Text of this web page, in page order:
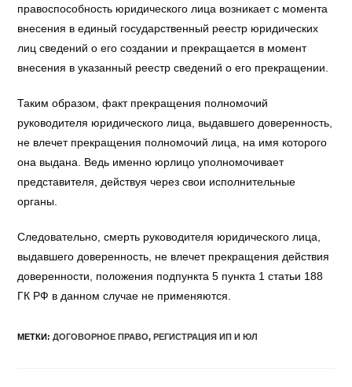
правоспособность юридического лица возникает с момента
внесения в единый государственный реестр юридических
лиц сведений о его создании и прекращается в момент
внесения в указанный реестр сведений о его прекращении.
Таким образом, факт прекращения полномочий
руководителя юридического лица, выдавшего доверенность,
не влечет прекращения полномочий лица, на имя которого
она выдана. Ведь именно юрлицо уполномочивает
представителя, действуя через свои исполнительные
органы.
Следовательно, смерть руководителя юридического лица,
выдавшего доверенность, не влечет прекращения действия
доверенности, положения подпункта 5 пункта 1 статьи 188
ГК РФ в данном случае не применяются.
МЕТКИ:ДОГОВОРНОЕ ПРАВО, РЕГИСТРАЦИЯ ИП И ЮЛ